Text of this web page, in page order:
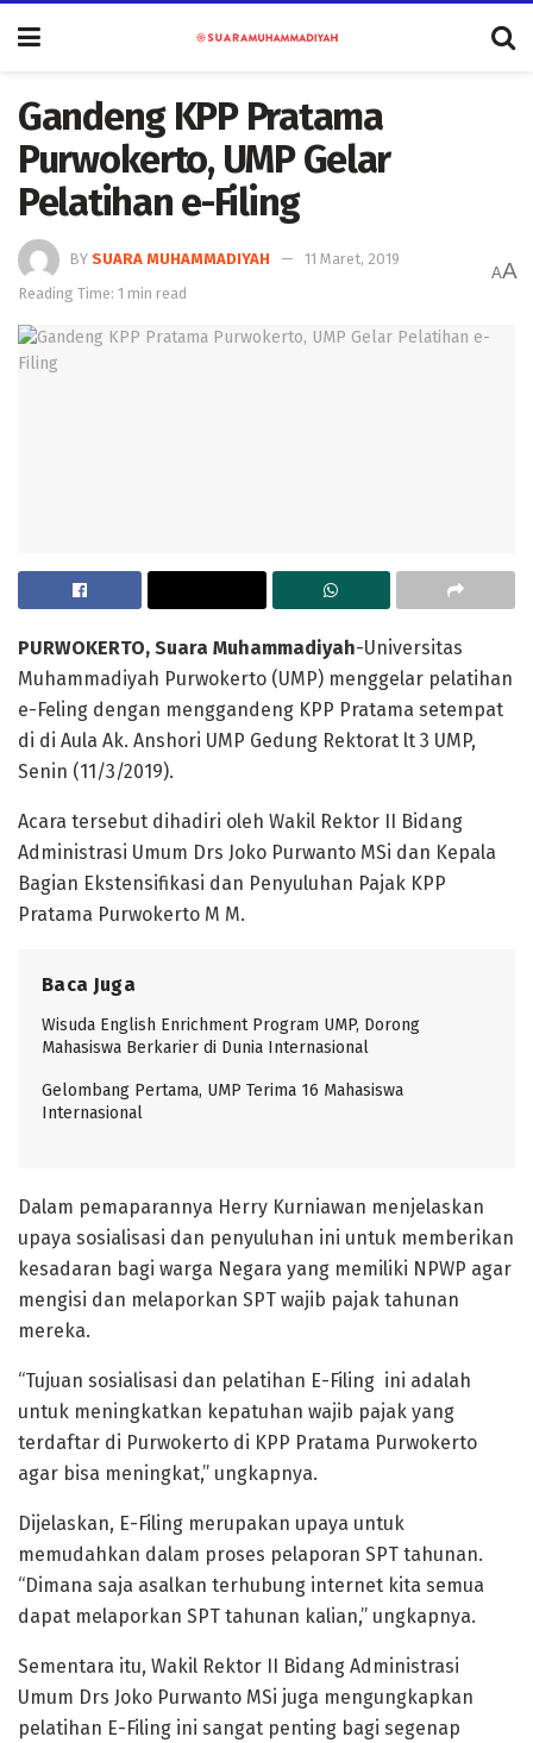
Gandeng KPP Pratama
Purwokerto, UMP Gelar
Pelatihan e-Filing
BY SUARA MUHAMMADIYAH
11 Maret, 2019
Reading Time: 1 min read
AA
PURWOKERTO, Suara Muhammadiyah-Universitas
Muhammadiyah Purwokerto (UMP) menggelar pelatihan
e-Feling dengan menggandeng KPP Pratama setempat
di di Aula Ak. Anshori UMP Gedung Rektorat lt 3 UMP,
Senin (11/3/2019).
Acara tersebut dihadiri oleh Wakil Rektor II Bidang
Administrasi Umum Drs Joko Purwanto MSi dan Kepala
Bagian Ekstensifikasi dan Penyuluhan Pajak KPP
Pratama Purwokerto M M.
Baca Juga
Wisuda English Enrichment Program UMP, Dorong
Mahasiswa Berkarier di Dunia Internasional
Gelombang Pertama, UMP Terima 16 Mahasiswa
Internasional
Dalam pemaparannya Herry Kurniawan menjelaskan
upaya sosialisasi dan penyuluhan ini untuk memberikan
kesadaran bagi warga Negara yang memiliki NPWP agar
mengisi dan melaporkan SPT wajib pajak tahunan
mereka.
“Tujuan sosialisasi dan pelatihan E-Filing ini adalah
untuk meningkatkan kepatuhan wajib pajak yang
terdaftar di Purwokerto di KPP Pratama Purwokerto
agar bisa meningkat,” ungkapnya.
Dijelaskan, E-Filing merupakan upaya untuk
memudahkan dalam proses pelaporan SPT tahunan.
“Dimana saja asalkan terhubung internet kita semua
dapat melaporkan SPT tahunan kalian,” ungkapnya.
Sementara itu, Wakil Rektor II Bidang Administrasi
Umum Drs Joko Purwanto MSi juga mengungkapkan
pelatihan E-Filing ini sangat penting bagi segenap